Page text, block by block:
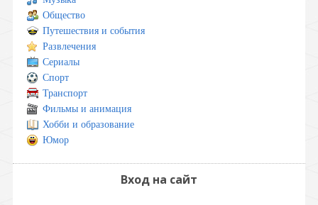
Общество
Путешествия и события
Развлечения
Сериалы
Спорт
Транспорт
Фильмы и анимация
Хобби и образование
Юмор
Вход на сайт